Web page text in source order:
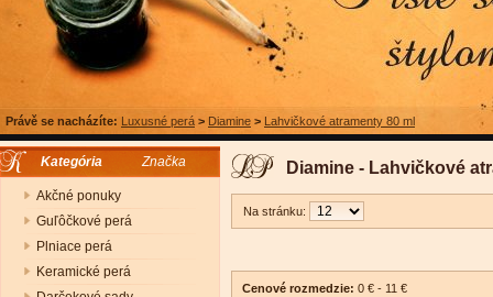
Právě se nacházíte: Luxusné perá > Diamine > Lahvičkové atramenty 80 ml
Kategória Značka
Akčné ponuky
Guľôčkové perá
Plniace perá
Keramické perá
Diamine - Lahvičkové
Na stránku:
Cenové rozmedzie: 0 € - 11 €